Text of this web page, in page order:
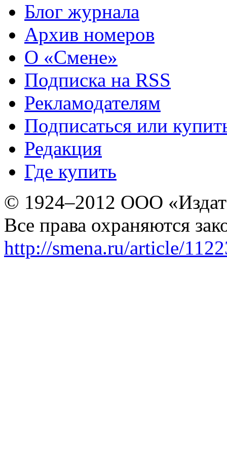
Блог журнала
Архив номеров
О «Смене»
Подписка на RSS
Рекламодателям
Подписаться или
Редакция
Где купить
© 1924–2012 ООО
Все права охраняются
http://smena.ru/article/